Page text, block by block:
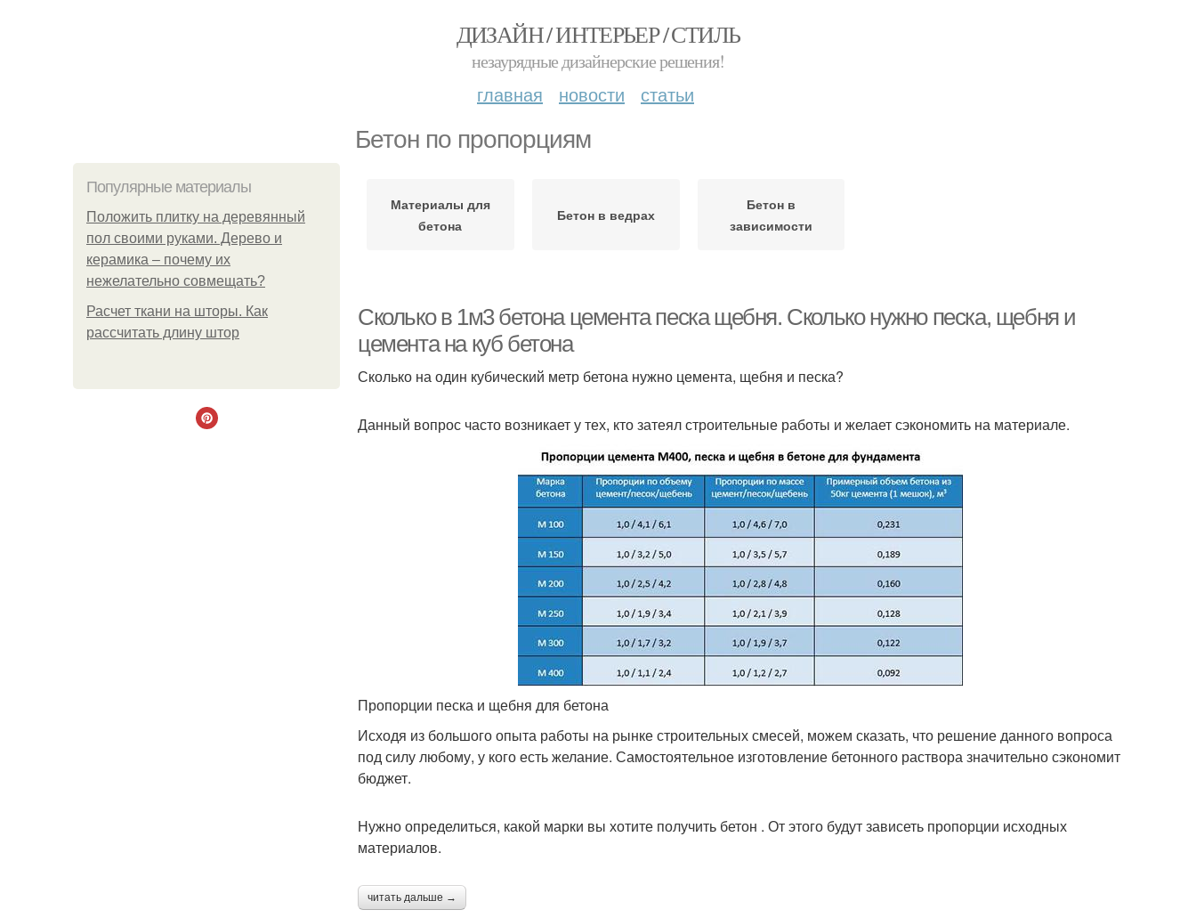
ДИЗАЙН / ИНТЕРЬЕР / СТИЛЬ
незаурядные дизайнерские решения!
главная новости статьи
Бетон по пропорциям
Популярные материалы
Положить плитку на деревянный
пол своими руками. Дерево и
керамика – почему их
нежелательно совмещать?
Расчет ткани на шторы. Как
рассчитать длину штор
Материалы для
бетона
Бетон в ведрах
Бетон в
зависимости
Сколько в 1м3 бетона цемента песка щебня. Сколько нужно песка, щебня и
цемента на куб бетона
Сколько на один кубический метр бетона нужно цемента, щебня и песка?
Данный вопрос часто возникает у тех, кто затеял строительные работы и желает сэкономить на материале.
Пропорции песка и щебня для бетона
Исходя из большого опыта работы на рынке строительных смесей, можем сказать, что решение данного вопроса
под силу любому, у кого есть желание. Самостоятельное изготовление бетонного раствора значительно сэкономит
бюджет.
Нужно определиться, какой марки вы хотите получить бетон . От этого будут зависеть пропорции исходных
материалов.
читать дальше →